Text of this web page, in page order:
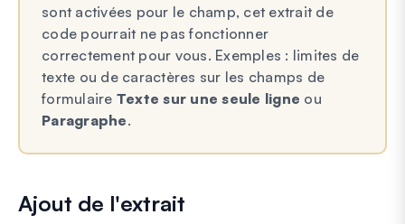
sont activées pour le champ, cet extrait de
code pourrait ne pas fonctionner
correctement pour vous. Exemples : limites de
texte ou de caractères sur les champs de
formulaire Texte sur une seule ligne ou
Paragraphe.
Ajout de l'extrait